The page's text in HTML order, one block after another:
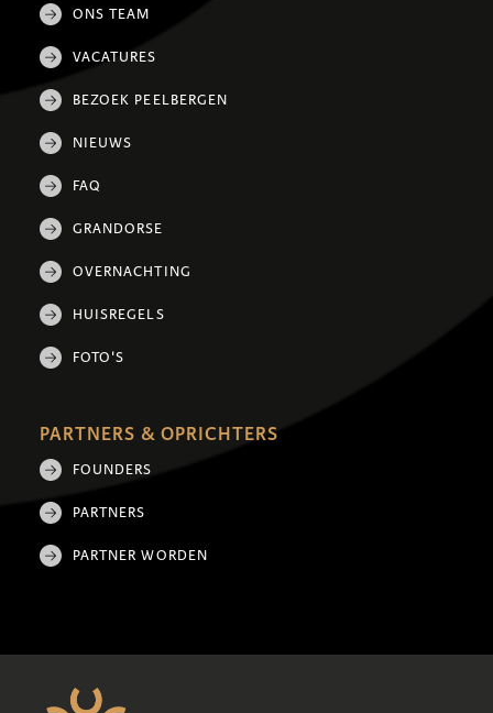
ONS TEAM
VACATURES
BEZOEK PEELBERGEN
NIEUWS
FAQ
GRANDORSE
OVERNACHTING
HUISREGELS
FOTO'S
PARTNERS & OPRICHTERS
FOUNDERS
PARTNERS
PARTNER WORDEN